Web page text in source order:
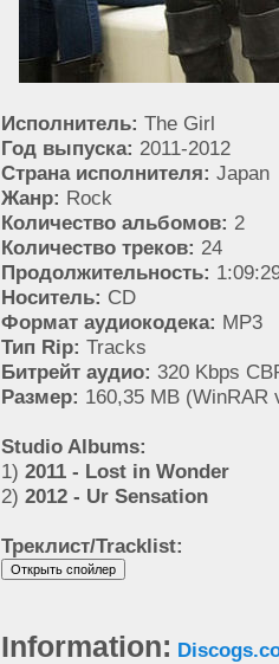
Исполнитель: The Girl
Год выпуска: 2011-2012
Страна исполнителя: Japan
Жанр: Rock
Количество альбомов: 2
Количество треков: 24
Продолжительность:
Носитель: CD
Формат аудиокодека: MP3
Тип Rip: Tracks
Битрейт аудио: 320 Kbps
Размер: 160,35 MB (WinRAR
Studio Albums:
1) 2011 - Lost in Wonder
2) 2012 - Ur Sensation
Треклист/Tracklist:
Information: